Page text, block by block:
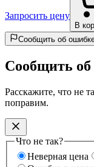
Запросить цену
В
Сообщить об
Сообщить
Расскажите, что не
поправим.
Что не так?
Неверная цена